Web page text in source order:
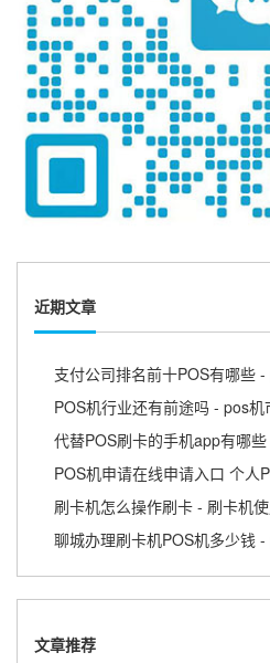
近期文章
支付公司排名前十POS有哪些
POS机行业还有前途吗 - pos
代替POS刷卡的手机app有哪
POS机申请在线申请入口 个人
刷卡机怎么操作刷卡 - 刷卡机
聊城办理刷卡机POS机多少钱
文章推荐